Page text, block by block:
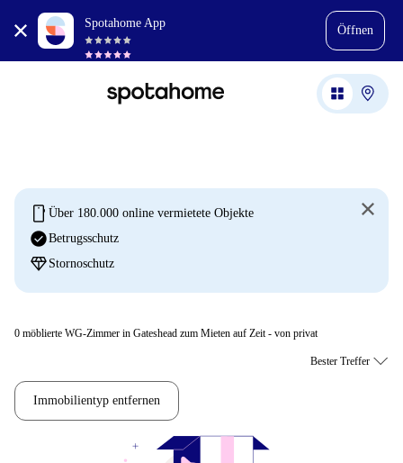
Spotahome App
Öffnen
mobile Über 180.000 online vermietete Objekte
check_circleBetrugsschutz
diamond Stornoschutz
0 möblierte WG-Zimmer in Gateshead zum Mieten auf Zeit - von privat
Immobilientyp entfernen